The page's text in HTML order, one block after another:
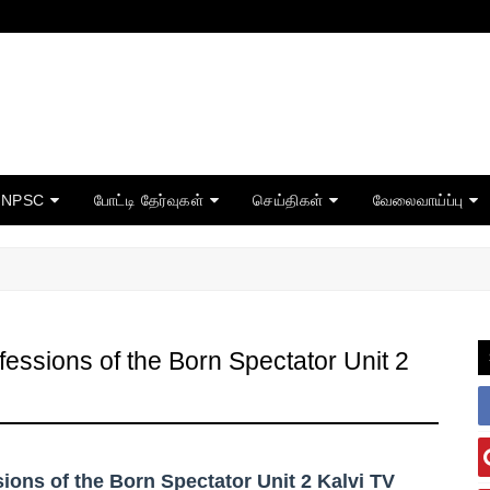
போட்டி தேர்வுகள் செய்திகள் வேலைவாய்ப்பு
of the Born Spectator Unit 2
of the Born Spectator Unit 2 Kalvi TV